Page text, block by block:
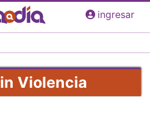
Pasar
al
principal
ingresar
Violencia